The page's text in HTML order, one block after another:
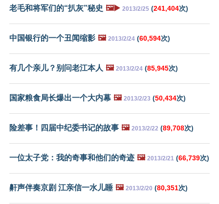
老毛和将军们的“扒灰”秘史 🖼️▶️ 2013/2/25 (241,404次)
中国银行的一个丑闻缩影 🖼️ 2013/2/24 (60,594次)
有几个亲儿？别问老江本人 🖼️ 2013/2/24 (85,945次)
国家粮食局长爆出一个大内幕 🖼️ 2013/2/23 (50,434次)
险差事！四届中纪委书记的故事 🖼️ 2013/2/22 (89,708次)
一位太子党：我的奇事和他们的奇迹 🖼️ 2013/2/21 (66,739次)
鼾声伴奏京剧 江亲信一水儿睡 🖼️ 2013/2/20 (80,351次)